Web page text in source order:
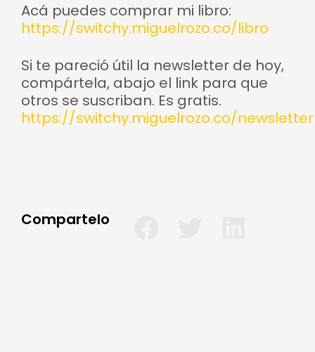
Acá puedes comprar mi libro:
https://switchy.miguelrozo.co/libro
Si te pareció útil la newsletter de hoy,
compártela, abajo el link para que
otros se suscriban. Es gratis.
https://switchy.miguelrozo.co/newsletter
Compartelo